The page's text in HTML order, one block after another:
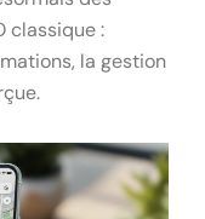
classique :
la gestion